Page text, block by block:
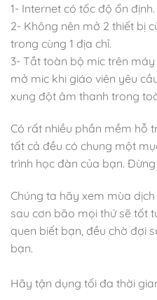
1- Internet có tốc độ ổn định.
2- Không nên mở 2 thiết bị
trong cùng 1 địa chỉ.
3- Tắt toàn bộ mic trên
mở mic khi giáo viên yêu
xung đột âm thanh trong
Có rất nhiều phần mềm hỗ
tất cả đều có chung một
trình học đàn của bạn.
Chúng ta hãy xem mùa
sau cơn bão mọi thứ sẽ tốt
quen biết bạn, đều chờ đợi
bạn.
Hãy tận dụng tối đa thời